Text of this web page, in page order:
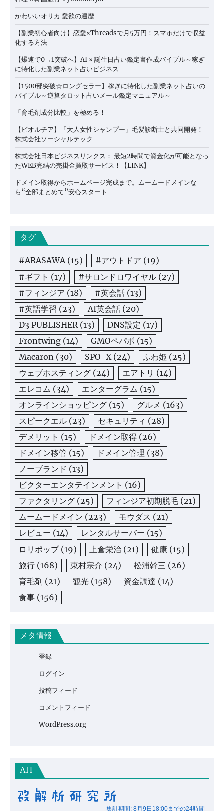
かわいいオリカ 愛欲の遍歴
【副業初心者向け】恋愛×Threadsで月5万円！スマホだけで収益
化する方法
【爆速で0→1突破へ】AI × 誕生日占い鑑定書作成バイブル～稼ぎ
に特化した副業ネット占いビジネス
【1500部突破☆ロングセラー】稼ぎに特化した副業ネット占いの
バイブル～逆算タロット占いメール鑑定マニュアル～
「育毛剤成分比較」を極める！
【ビオルチア】「大人女性シャンプー」毛髪診断士と共同開発！
株式会社ソーシャルテック
株式会社日本ビジネスリンクス： 最短2時間で資金化が可能となっ
たWEB完結の売掛金買取サービス！【LINK】
ドメイン取得からホームページ完成まで。ムームードメインな
ら“全部まとめて”安心スタート
タグ
#ARASAWA(15) #アウトドア (19)
#ギフト (17) #サロンドロワイヤル (27)
#フィンジア (18) #英会話 (13)
#英語学習 (23) AI英会話 (20)
D3 PUBLISHER(13) DNS設定 (17)
Frontwing (14) GMOペパボ (15)
Macaron (30) SPO-X(24) ふわ姫 (25)
ウェブホスティング (24) エアトリ (14)
エレコム (34) エンターグラム (15)
オンラインショッピング (15) グルメ (163)
スピークエル (23) セキュリティ (28)
デメリット (15) ドメイン取得 (26)
ドメイン移管 (15) ドメイン管理 (38)
ノーブランド (13)
ビクターエンタテインメント (16)
ファクタリング (25) フィンジア初期脱毛 (21)
ムームードメイン (223) モウダス (21)
レビュー (14) レンタルサーバー (15)
ロリポップ(19) 上倉栄治 (21) 健康 (15)
旅行 (168) 東村宗介 (24) 松浦幹三 (26)
育毛剤 (21) 観光 (158) 資金調達 (14)
食事 (156)
メタ情報
登録
ログイン
投稿フィード
コメントフィード
WordPress.org
AH